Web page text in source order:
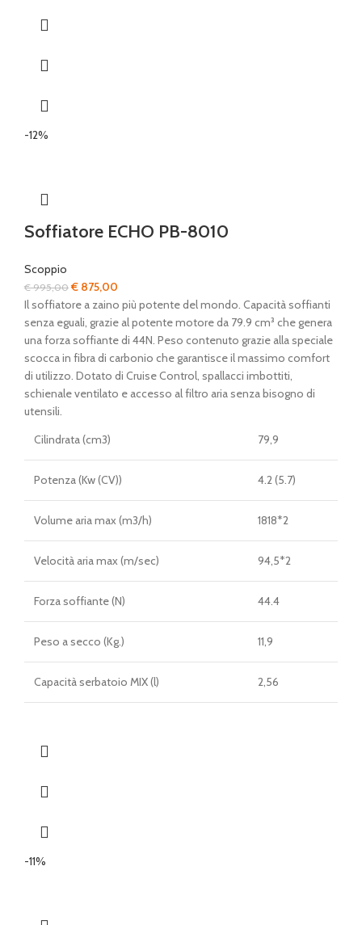
-12%
Soffiatore ECHO PB-8010
Scoppio
€995,00Il
prezzo
originale
era:
€ 995,00.
€ 875,00
prezzo
attuale
è:
€ 875,00.
Il soffiatore a zaino più potente del mondo. Capacità soffianti
senza eguali, grazie al potente motore da 79.9 cm³ che genera
una forza soffiante di 44N. Peso contenuto grazie alla speciale
scocca in fibra di carbonio che garantisce il massimo comfort
di utilizzo. Dotato di Cruise Control, spallacci imbottiti,
schienale ventilato e accesso al filtro aria senza bisogno di
utensili.
Cilindrata (cm3)
79,9
Potenza (Kw (CV)) 4.2 (5.7)
Volume aria max (m3/h) 1818*2
Velocità aria max (m/sec) 94,5*2
Forza soffiante (N) 44.4
Peso a secco (Kg.) 11,9
Capacità serbatoio MIX (l) 2,56
-11%